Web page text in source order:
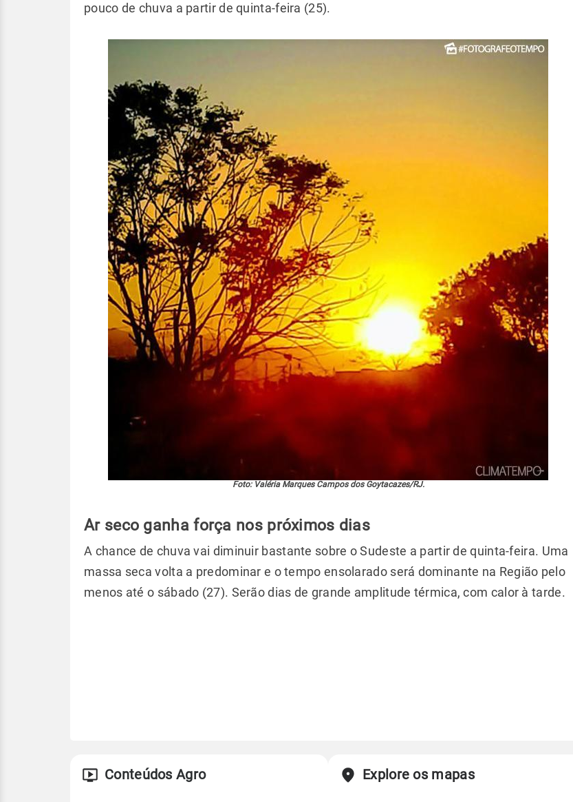
pouco de chuva a partir de quinta-feira (25).
Foto: Valéria Marques Campos dos Goytacazes/RJ.
Ar seco ganha força nos próximos dias
A chance de chuva vai diminuir bastante sobre o Sudeste a partir de quinta-feira. Uma
massa seca volta a predominar e o tempo ensolarado será dominante na Região pelo
menos até o sábado (27). Serão dias de grande amplitude térmica, com calor à tarde.
Conteúdos Agro Explore os mapas